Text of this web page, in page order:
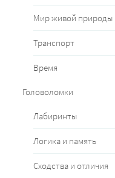
Мир живой природы
Транспорт
Время
Головоломки
Лабиринты
Логика и память
Сходства и отличия